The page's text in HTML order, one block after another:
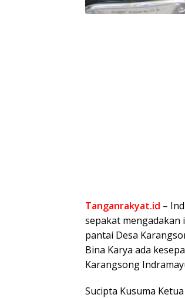
Tanganrakyat.id –
sepakat mengadakan
pantai Desa
Bina Karya ada
Karangsong
Sucipta Kusuma